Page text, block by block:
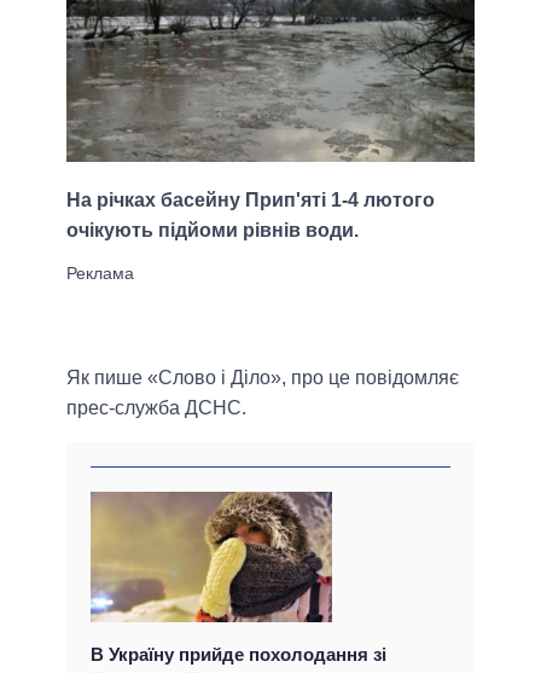
На річках басейну Прип'яті 1-4 лютого
очікують підйоми рівнів води.
Як пише «Слово і Діло», про це повідомляє
прес-служба ДСНС.
В Україну прийде похолодання зі